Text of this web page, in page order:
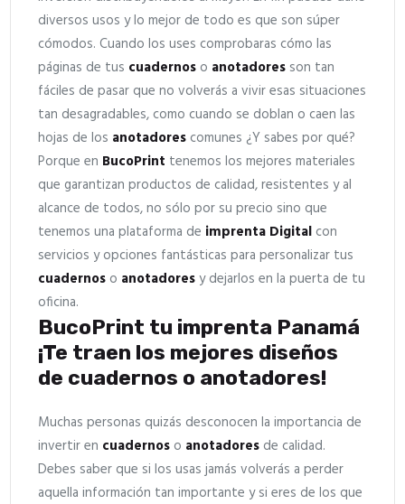
diversos usos y lo mejor de todo es que son súper
cómodos. Cuando los uses comprobaras cómo las
páginas de tus cuadernos o anotadores son tan
fáciles de pasar que no volverás a vivir esas situaciones
tan desagradables, como cuando se doblan o caen las
hojas de los anotadores comunes ¿Y sabes por qué?
Porque en BucoPrint tenemos los mejores materiales
que garantizan productos de calidad, resistentes y al
alcance de todos, no sólo por su precio sino que
tenemos una plataforma de imprenta Digital con
servicios y opciones fantásticas para personalizar tus
cuadernos o anotadoresy dejarlos en la puerta de tu
oficina.
BucoPrint tu imprenta Panamá
¡Te traen los mejores diseños
de cuadernos o anotadores!
Muchas personas quizás desconocen la importancia de
invertir en cuadernos o anotadores de calidad.
Debes saber que si los usas jamás volverás a perder
aquella información tan importante y si eres de los que